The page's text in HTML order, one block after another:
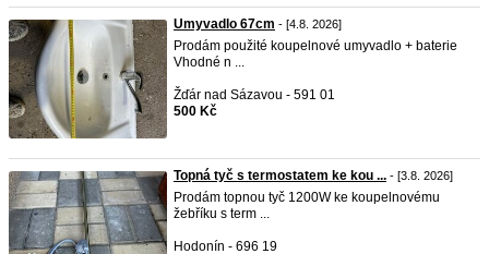
Umyvadlo 67cm - [4.8. 2026]
Prodám použité koupelnové umyvadlo + baterie
Vhodné n ...
Žďár nad Sázavou - 591 01
500 Kč
Topná tyč s termostatem ke kou ... - [3.8. 2026]
Prodám topnou tyč 1200W ke koupelnovému
žebříku s term ...
Hodonín - 696 19